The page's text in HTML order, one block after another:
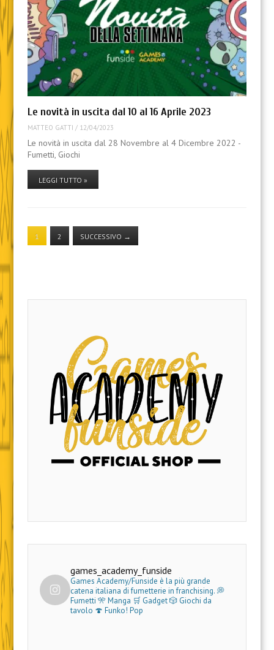
Le novità in uscita dal 10 al 16 Aprile 2023
MATTEO GATTI / 12/04/2023
Le novità in uscita dal 28 Novembre al 4 Dicembre 2022 -
Fumetti, Giochi
LEGGI TUTTO »
1 2 SUCCESSIVO →
games_academy_funside
Games Academy/Funside è la più grande
catena italiana di fumetterie in franchising.💭
Fumetti 🎌 Manga 🛒 Gadget🎲 Giochi da
tavolo 🍄 Funko! Pop